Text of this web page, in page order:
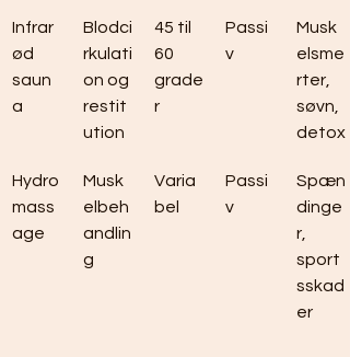
Infrar
ød
saun
a
Blodci
rkulati
on og
restit
ution
45 til
60
grade
r
Passi
v
Musk
elsme
rter,
søvn,
detox
Hydro
mass
age
Musk
elbeh
andlin
g
Varia
bel
Passi
v
Spæn
dinge
r,
sport
sskad
er